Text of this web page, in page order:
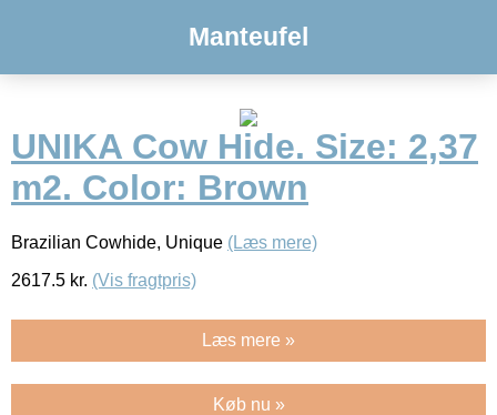
Manteufel
UNIKA Cow Hide. Size: 2,37
m2. Color: Brown
Brazilian Cowhide, Unique (Læs mere)
2617.5 kr. (Vis fragtpris)
Læs mere »
Køb nu »